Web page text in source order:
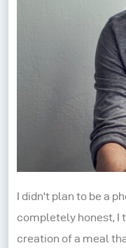
I didn't plan to be a
completely honest, I
creation of a meal